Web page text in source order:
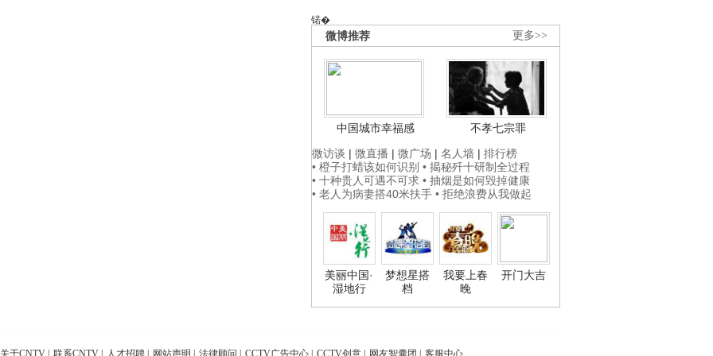
锘�
更多>>
微博推荐
中国城市幸福感
不孝七宗罪
微访谈 | 微直播 | 微广场 | 名人墙 | 排行榜
• 橙子打蜡该如何识别 • 揭秘歼十研制全过程
• 十种贵人可遇不可求 • 抽烟是如何毁掉健康
• 老人为病妻搭40米扶手 • 拒绝浪费从我做起
美丽中国·
湿地行
梦想星搭
档
我要上春
晚
开门大吉
关于CNTV 联系CNTV 人才招聘 网站声明 法律顾问 CCTV广告中心 CCTV创意 网友智囊团 客服中心